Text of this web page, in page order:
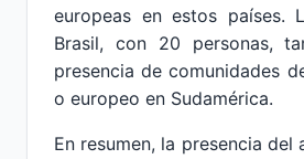
europeas en estos países.
Brasil, con 20 personas,
presencia de comunidades
o europeo en Sudamérica.
En resumen, la presencia del